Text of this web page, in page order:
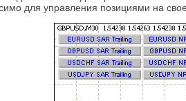
для управления позициями на